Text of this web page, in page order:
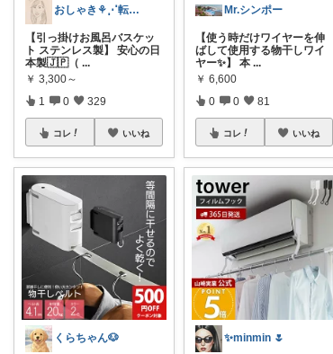
おしゃき⚘⋰転勤族の4歳👦🏻ママ
【引っ掛けお風呂バスケッ
ト ステンレス製】 安心の日
本製🇯🇵（ ...
￥ 3,300～
1 0 329
コレ いいね
くらちゃん🐶
Mr.シンポー
【使う時だけワイヤーを伸
ばして使用する物干しワイ
ヤー✨】 本 ...
￥ 6,600
0 0 81
コレ いいね
✨️minmin 🌷